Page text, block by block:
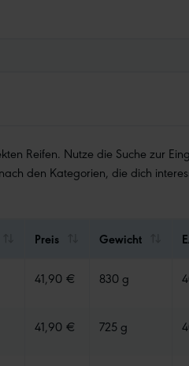
Reifen. Nutze die Suche zur
den Kategorien, die dich
Preis Gewicht
41,90 € 830 g
41,90 € 725 g